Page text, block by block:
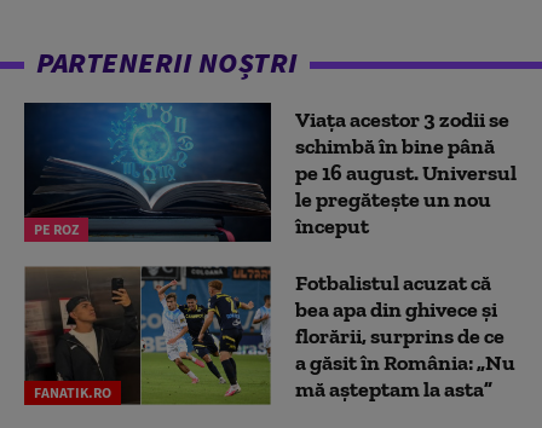
PARTENERII NOȘTRI
PE ROZ
Viața acestor 3 zodii se
schimbă în bine până
pe 16 august. Universul
le pregătește un nou
început
FANATIK.RO
Fotbalistul acuzat că
bea apa din ghivece și
florării, surprins de ce
a găsit în România: „Nu
mă așteptam la asta”